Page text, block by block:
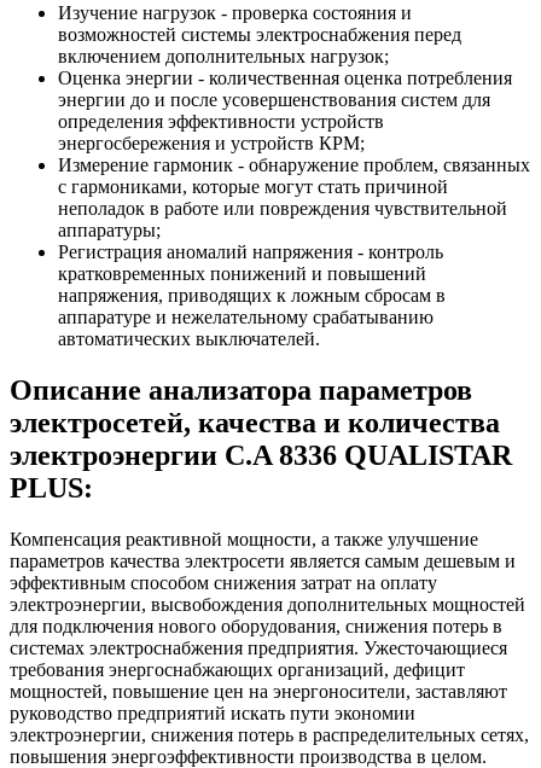
Изучение нагрузок - проверка состояния и
возможностей системы электроснабжения перед
включением дополнительных нагрузок;
Оценка энергии - количественная оценка потребления
энергии до и после усовершенствования систем для
определения эффективности устройств
энергосбережения и устройств КРМ;
Измерение гармоник - обнаружение проблем, связанных
с гармониками, которые могут стать причиной
неполадок в работе или повреждения чувствительной
аппаратуры;
Регистрация аномалий напряжения - контроль
кратковременных понижений и повышений
напряжения, приводящих к ложным сбросам в
аппаратуре и нежелательному срабатыванию
автоматических выключателей.
Описание анализатора параметров
электросетей, качества и количества
электроэнергии C.A 8336 QUALISTAR
PLUS:
Компенсация реактивной мощности, а также улучшение
параметров качества электросети является самым дешевым и
эффективным способом снижения затрат на оплату
электроэнергии, высвобождения дополнительных мощностей
для подключения нового оборудования, снижения потерь в
системах электроснабжения предприятия. Ужесточающиеся
требования энергоснабжающих организаций, дефицит
мощностей, повышение цен на энергоносители, заставляют
руководство предприятий искать пути экономии
электроэнергии, снижения потерь в распределительных сетях,
повышения энергоэффективности производства в целом.